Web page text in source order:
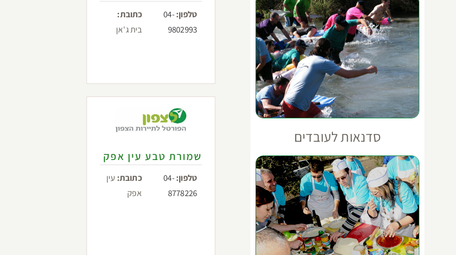
טלפון:04-
9802993
כתובת:
בית ג'אן
שמורת טבע עין אפק
טלפון:04-
8778226
כתובת: עין
אפק
סדנאות לעובדים